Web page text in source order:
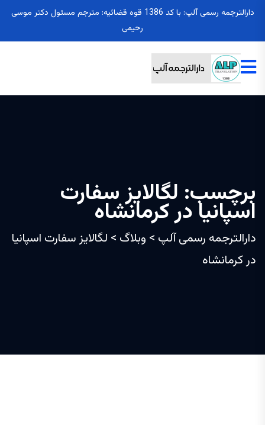
دارالترجمه رسمی آلپ: با کد 1386 قوه قضائیه: مترجم مسئول دکتر موسی
رحیمی
برچسب: لگالایز سفارت
اسپانیا در کرمانشاه
دارالترجمه رسمی آلپ > وبلاگ > لگالایز سفارت اسپانیا
در کرمانشاه